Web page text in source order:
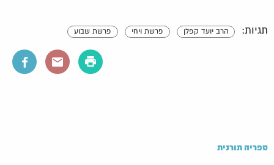
תגיות: הרב יועד קפלן פרשת ויחי פרשת שבוע
ספריה תורנית